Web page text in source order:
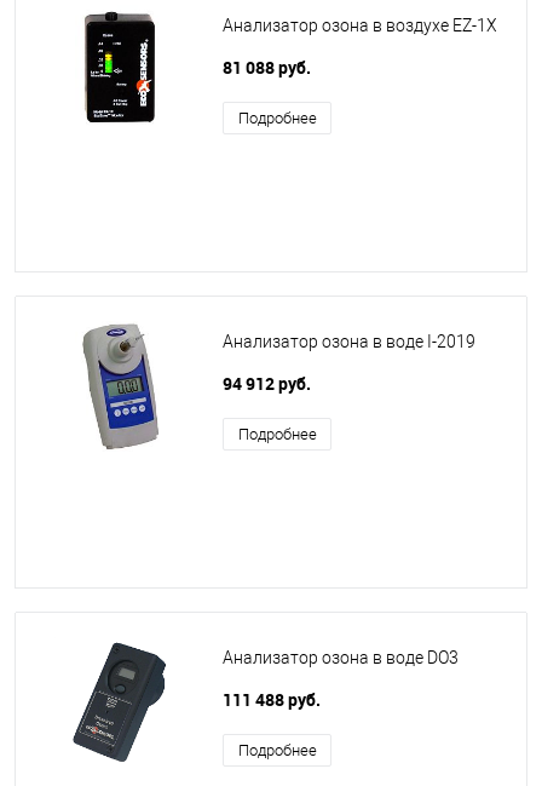
Анализатор озона в воздухе EZ-1X
81 088 руб.
Подробнее
Анализатор озона в воде I-2019
94 912 руб.
Подробнее
Анализатор озона в воде DO3
111 488 руб.
Подробнее